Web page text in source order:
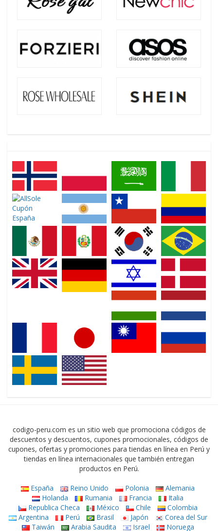
codigo-peru.com es un sitio web que promociona códigos de
descuentos y descuentos, cupones promocionales, códigos de
cupones, ofertas y promociones para tiendas en línea en Perú y
tiendas en línea internacionales que también entregan
productos en Perú.
España Reino Unido Polonia
Alemania
Holanda
Rumania Francia
Italia
Republica Checa
México Chile
Colombia
Argentina
Perú Brasil Japón
Corea del Sur
Taiwán
Arabia Saudita Israel Noruega